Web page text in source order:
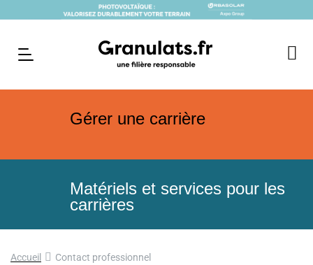
Gérer une carrière
Matériels et services pour les
carrières
Accueil Contact professionnel